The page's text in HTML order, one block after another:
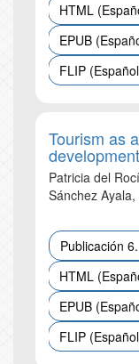
HTML
EPUB
FLIP
Tourism as
Patricia del
Sánchez
Publicación
HTML
EPUB
FLIP